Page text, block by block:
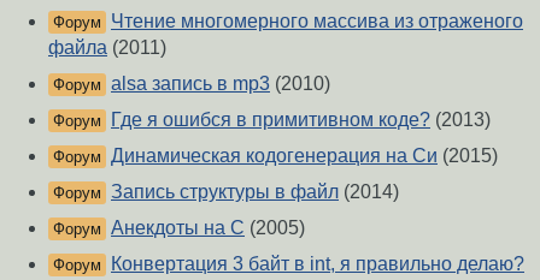
Форум
Чтение многомерного массива из отраженого
файла (2011)
Форум alsa запись в mp3 (2010)
Форум Где я ошибся в примитивном коде? (2013)
Форум Динамическая кодогенерация на Си (2015)
Форум Запись структуры в файл (2014)
Форум Анекдоты на C (2005)
Форум Конвертация 3 байт в int, я правильно делаю?